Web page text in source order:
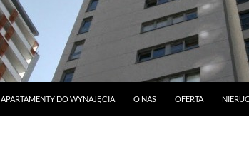
APARTAMENTY DO WYNAJĘCIA
O NAS OFERTA